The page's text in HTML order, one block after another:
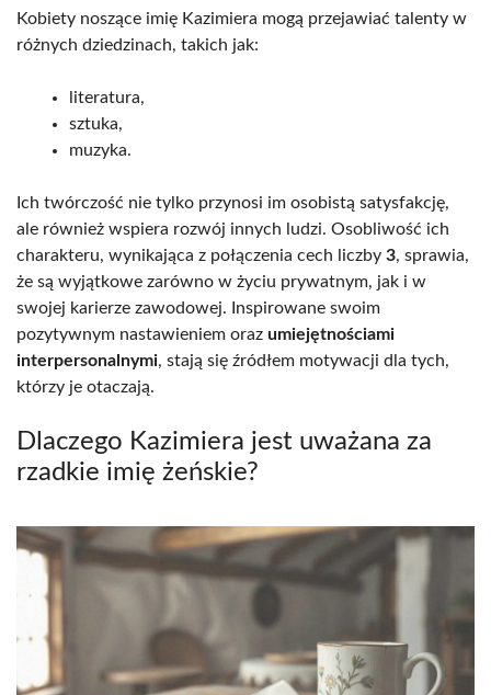
Kobiety noszące imię Kazimiera mogą przejawiać talenty w
różnych dziedzinach, takich jak:
literatura,
sztuka,
muzyka.
Ich twórczość nie tylko przynosi im osobistą satysfakcję,
ale również wspiera rozwój innych ludzi. Osobliwość ich
charakteru, wynikająca z połączenia cech liczby 3, sprawia,
że są wyjątkowe zarówno w życiu prywatnym, jak i w
swojej karierze zawodowej. Inspirowane swoim
pozytywnym nastawieniem oraz umiejętnościami
interpersonalnymi, stają się źródłem motywacji dla tych,
którzy je otaczają.
Dlaczego Kazimiera jest uważana za
rzadkie imię żeńskie?